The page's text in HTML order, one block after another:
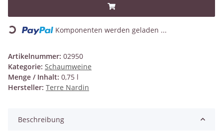
Loading... Komponenten werden geladen ...
Artikelnummer: 02950
Kategorie: Schaumweine
Menge / Inhalt: 0,75 l
Hersteller: Terre Nardin
Beschreibung